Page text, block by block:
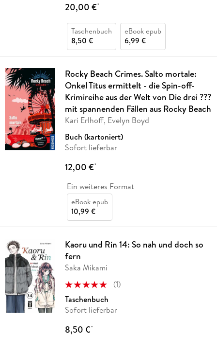
20,00 €*
Taschenbuch
8,50 €
eBook epub
6,99 €
Rocky Beach Crimes. Salto mortale:
Onkel Titus ermittelt - die Spin-off-
Krimireihe aus der Welt von Die drei ???
mit spannenden Fällen aus Rocky Beach
Kari Erlhoff, Evelyn Boyd
Buch (kartoniert)
Sofort lieferbar
12,00 €*
Ein weiteres Format
eBook epub
10,99 €
Kaoru und Rin 14: So nah und doch so
fern
Saka Mikami
(1)
Taschenbuch
Sofort lieferbar
8,50 €*